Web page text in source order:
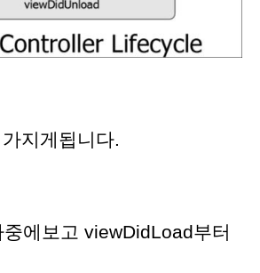
지게됩니다.
중에보고 viewDidLoad부터